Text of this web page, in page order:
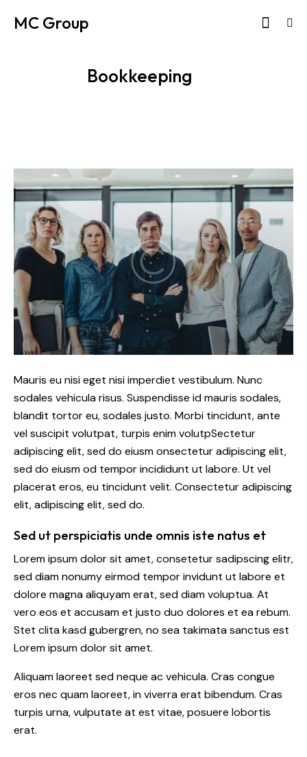
MC Group
Bookkeeping
Mauris eu nisi eget nisi imperdiet vestibulum. Nunc
sodales vehicula risus. Suspendisse id mauris sodales,
blandit tortor eu, sodales justo. Morbi tincidunt, ante
vel suscipit volutpat, turpis enim volutpSectetur
adipiscing elit, sed do eiusm onsectetur adipiscing elit,
sed do eiusm od tempor incididunt ut labore. Ut vel
placerat eros, eu tincidunt velit. Consectetur adipiscing
elit, adipiscing elit, sed do.
Sed ut perspiciatis unde omnis iste natus et
Lorem ipsum dolor sit amet, consetetur sadipscing elitr,
sed diam nonumy eirmod tempor invidunt ut labore et
dolore magna aliquyam erat, sed diam voluptua. At
vero eos et accusam et justo duo dolores et ea rebum.
Stet clita kasd gubergren, no sea takimata sanctus est
Lorem ipsum dolor sit amet.
Aliquam laoreet sed neque ac vehicula. Cras congue
eros nec quam laoreet, in viverra erat bibendum. Cras
turpis urna, vulputate at est vitae, posuere lobortis
erat.